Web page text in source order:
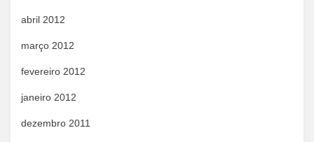
abril 2012
março 2012
fevereiro 2012
janeiro 2012
dezembro 2011